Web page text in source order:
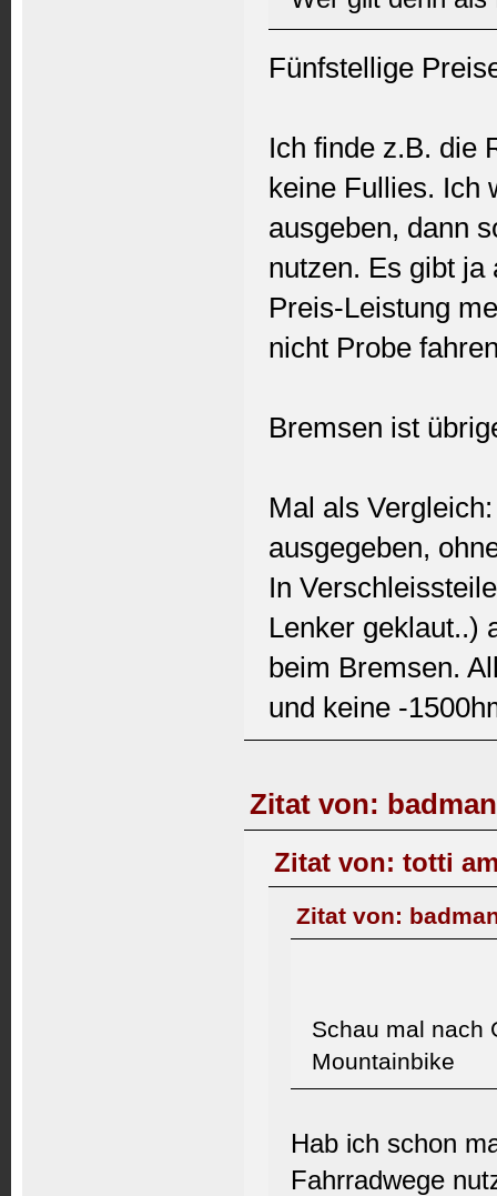
Fünfstellige
Ich finde z.B. die
keine Fullies. Ich
ausgeben, dann
nutzen. Es gibt
Preis-Leistung
nicht Probe
Bremsen ist
Mal als
ausgegeben,
In
Lenker geklaut..)
beim Bremsen.
und keine -
Zitat von:
Zitat von: totti
Zitat von:
Schau mal nach
Mountainbike
Hab ich schon
Fahrradwege